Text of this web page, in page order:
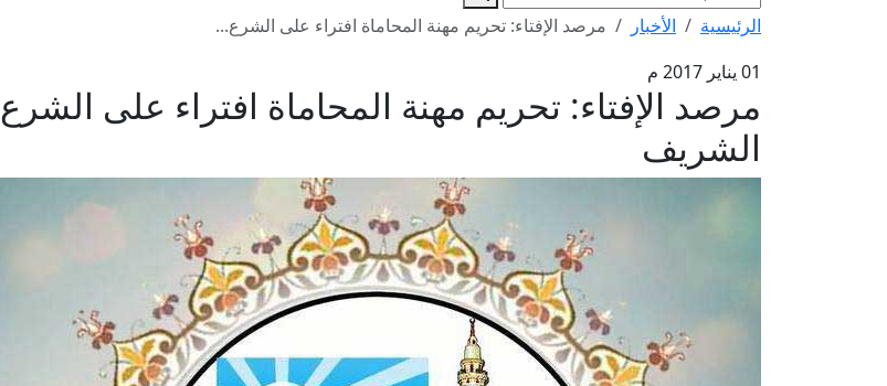
الرئيسية الأخبار
مرصد الإفتاء: تحريم مهنة المحاماة افتراء على الشرع...
01 يناير 2017 م
مرصد الإفتاء: تحريم مهنة المحاماة افتراء على الشرع
الشريف